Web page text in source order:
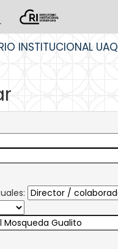
INSTITUCIONAL UAQ